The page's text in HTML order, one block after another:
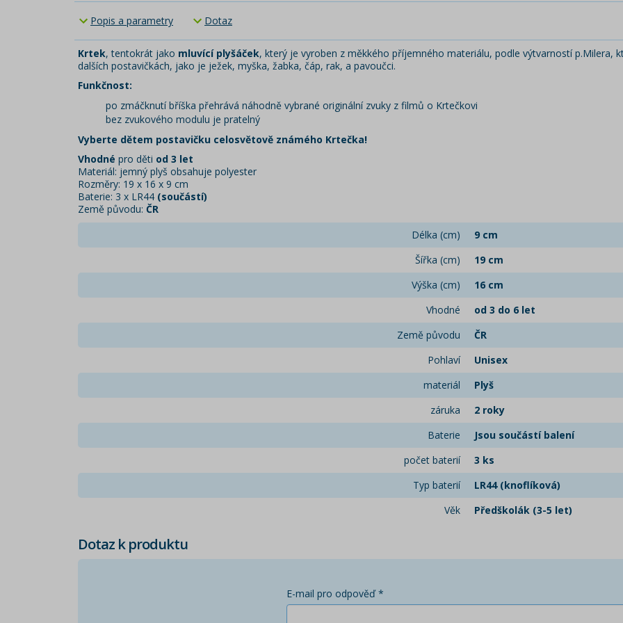
Popis a parametry Dotaz
Krtek, tentokrát jako mluvící plyšáček, který je vyroben z měkkého příjemného materiálu, podle výtvarností p.Milera,
dalších postavičkách, jako je ježek, myška, žabka, čáp, rak, a pavoučci.
Funkčnost:
po zmáčknutí bříška přehrává náhodně vybrané originální zvuky z filmů o Krtečkovi
bez zvukového modulu je pratelný
Vyberte dětem postavičku celosvětově známého Krtečka!
Vhodné pro děti od 3 let
Materiál: jemný plyš obsahuje polyester
Rozměry: 19 x 16 x 9 cm
Baterie: 3 x LR44 (součástí)
Země původu: ČR
Délka (cm)
9 cm
Šířka (cm)
19 cm
Výška (cm)
16 cm
Vhodné
od 3 do 6 let
Země původu
ČR
Pohlaví
Unisex
materiál
Plyš
záruka
2 roky
Baterie
Jsou součástí balení
počet baterií
3 ks
Typ baterií
LR44 (knoflíková)
Věk
Předškolák (3-5 let)
Dotaz k produktu
E-mail pro odpověď *